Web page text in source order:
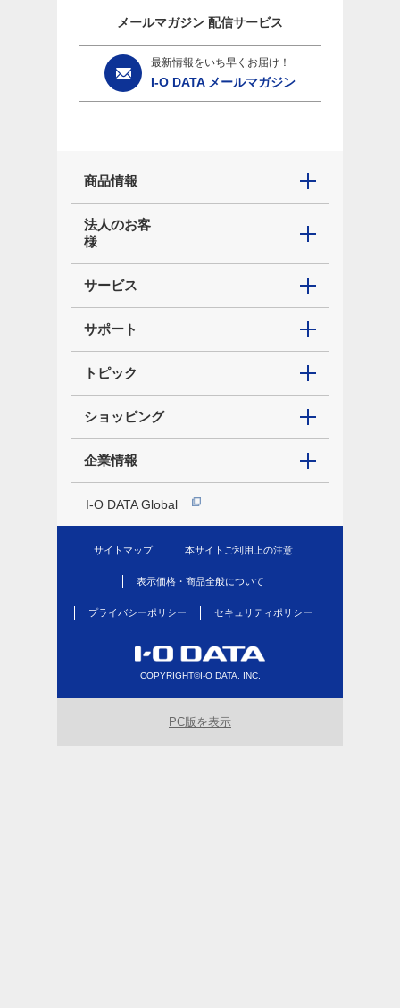
メールマガジン 配信サービス
最新情報をいち早くお届け！
I-O DATA メールマガジン
商品情報
法人のお客
様
サービス
サポート
トピック
ショッピング
企業情報
I-O DATA Global
サイトマップ 本サイトご利用上の注意
表示価格・商品全般について
プライバシーポリシー セキュリティポリシー
COPYRIGHT©I-O DATA, INC.
PC版を表示